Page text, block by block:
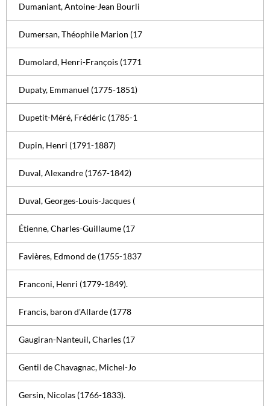
Dumaniant, Antoine-Jean Bourli
Dumersan, Théophile Marion (17
Dumolard, Henri-François (1771
Dupaty, Emmanuel (1775-1851)
Dupetit-Méré, Frédéric (1785-1
Dupin, Henri (1791-1887)
Duval, Alexandre (1767-1842)
Duval, Georges-Louis-Jacques (
Étienne, Charles-Guillaume (17
Favières, Edmond de (1755-1837
Franconi, Henri (1779-1849).
Francis, baron d'Allarde (1778
Gaugiran-Nanteuil, Charles (17
Gentil de Chavagnac, Michel-Jo
Gersin, Nicolas (1766-1833).